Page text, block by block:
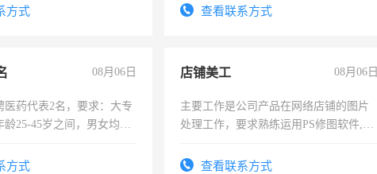
方式 查看联系方式
08月06日
医药代表2名，要求：大专
龄25-45岁之间，男女均
质的优先，底薪+绩效，
方式
店铺美工 08月06日
主要工作是公司产品在网络店铺的图片
处理工作，要求熟练运用PS修图软件,工
查看联系方式